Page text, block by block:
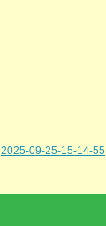
2025-09-25-15-14-55